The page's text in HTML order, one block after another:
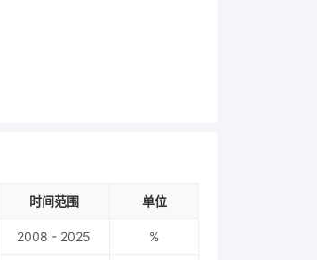
时间范围 单位
2008 - 2025 %